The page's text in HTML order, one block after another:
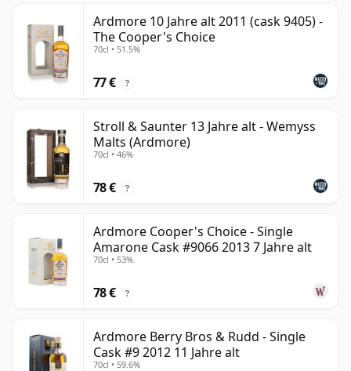
Ardmore 10 Jahre alt 2011 (cask 9405) -
The Cooper's Choice
70cl • 51.5%
77 € ?
Stroll & Saunter 13 Jahre alt - Wemyss
Malts (Ardmore)
70cl • 46%
78 € ?
Ardmore Cooper's Choice - Single
Amarone Cask #9066 2013 7 Jahre alt
70cl • 53%
78 € ?
Ardmore Berry Bros & Rudd - Single
Cask #9 2012 11 Jahre alt
70cl • 59.6%